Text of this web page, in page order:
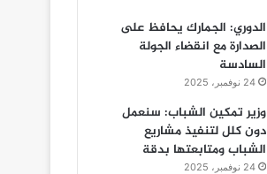
الدوري: الجمارك يحافظ على
الصدارة مع انقضاء الجولة
السادسة
24 نوفمبر، 2025
وزير تمكين الشباب: سنعمل
دون كلل لتنفيذ مشاريع
الشباب ومتابعتها بدقة
24 نوفمبر، 2025